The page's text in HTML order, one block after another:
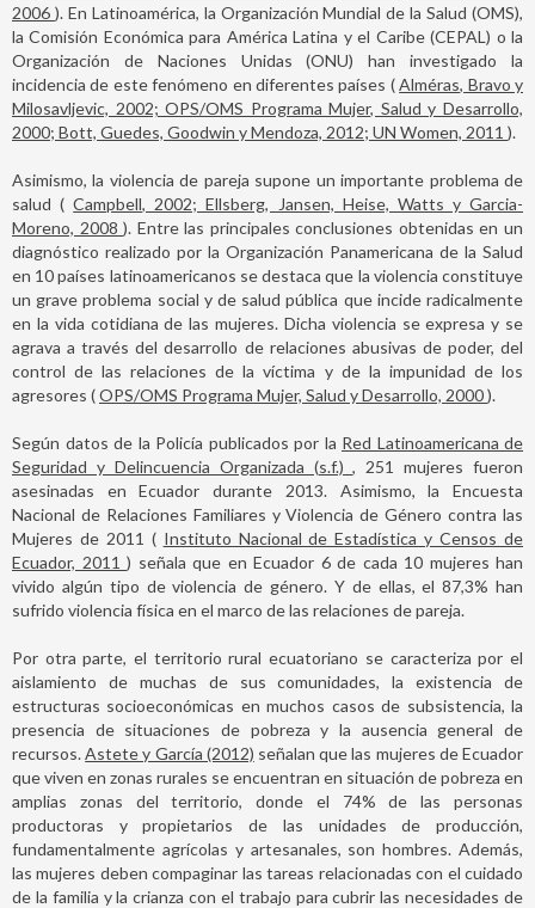
2006 ). En Latinoamérica, la Organización Mundial de la Salud (OMS),
la Comisión Económica para América Latina y el Caribe (CEPAL) o la
Organización de Naciones Unidas (ONU) han investigado la
incidencia de este fenómeno en diferentes países (Alméras, Bravo y
Milosavljevic, 2002; OPS/OMS Programa Mujer, Salud y Desarrollo,
2000; Bott, Guedes, Goodwin y Mendoza, 2012; UN Women, 2011 ).
Asimismo, la violencia de pareja supone un importante problema de
salud (Campbell, 2002; Ellsberg, Jansen, Heise, Watts y Garcia-
Moreno, 2008). Entre las principales conclusiones obtenidas en un
diagnóstico realizado por la Organización Panamericana de la Salud
en 10 países latinoamericanos se destaca que la violencia constituye
un grave problema social y de salud pública que incide radicalmente
en la vida cotidiana de las mujeres. Dicha violencia se expresa y se
agrava a través del desarrollo de relaciones abusivas de poder, del
control de las relaciones de la víctima y de la impunidad de los
agresores (OPS/OMS Programa Mujer, Salud y Desarrollo, 2000).
Según datos de la Policía publicados por la Red Latinoamericana de
Seguridad y Delincuencia Organizada (s.f.), 251 mujeres fueron
asesinadas en Ecuador durante 2013. Asimismo, la Encuesta
Nacional de Relaciones Familiares y Violencia de Género contra las
Mujeres de 2011 ( Instituto Nacional de Estadística y Censos de
Ecuador, 2011 ) señala que en Ecuador 6 de cada 10 mujeres han
vivido algún tipo de violencia de género. Y de ellas, el 87,3% han
sufrido violencia física en el marco de las relaciones de pareja.
Por otra parte, el territorio rural ecuatoriano se caracteriza por el
aislamiento de muchas de sus comunidades, la existencia de
estructuras socioeconómicas en muchos casos de subsistencia, la
presencia de situaciones de pobreza y la ausencia general de
recursos.Astete y García (2012) señalan que las mujeres de Ecuador
que viven en zonas rurales se encuentran en situación de pobreza en
amplias zonas del territorio, donde el 74% de las personas
productoras y propietarios de las unidades de producción,
fundamentalmente agrícolas y artesanales, son hombres. Además,
las mujeres deben compaginar las tareas relacionadas con el cuidado
de la familia y la crianza con el trabajo para cubrir las necesidades de